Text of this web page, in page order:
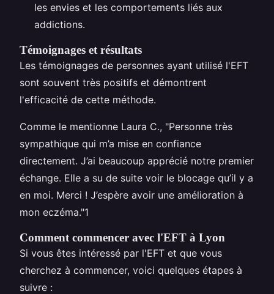
les envies et les comportements liés aux
addictions.
Témoignages et résultats
Les témoignages de personnes ayant utilisé l'EFT
sont souvent très positifs et démontrent
l'efficacité de cette méthode.
Comme le mentionne Laura C., "Personne très
sympathique qui m’a mise en confiance
directement. J’ai beaucoup apprécié notre premier
échange. Elle a su de suite voir le blocage qu’il y a
en moi. Merci ! J’espère avoir une amélioration à
mon eczéma."1
Comment commencer avec l'EFT à Lyon
Si vous êtes intéressé par l'EFT et que vous
cherchez à commencer, voici quelques étapes à
suivre :